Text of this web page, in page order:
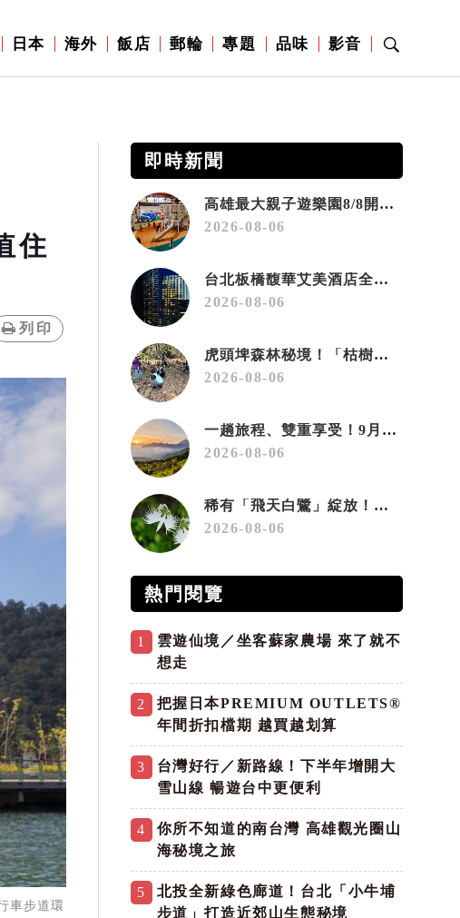
日本 海外 飯店 郵輪 專題 品味 影音
住
列印
車步道環
即時新聞
高雄最大親子遊樂園8/8開幕！30項設施免費玩、YOYO家族嗨翻暑假
2026-08-06
台北板橋馥華艾美酒店全新開幕 感官藝術策展打造旅居新風格
2026-08-06
虎頭埤森林秘境！「枯樹籬步道」生態復育有成 走進大自然生命教室
2026-08-06
一趟旅程、雙重享受！9月住宿合歡山 順遊奧萬大10元優惠入園
2026-08-06
稀有「飛天白鷺」綻放！神戶六甲高山植物園「鷺草」珍貴現身
2026-08-06
熱門閱覽
1
雲遊仙境／坐客蘇家農場 來了就不
想走
2
把握日本PREMIUM OUTLETS®
年間折扣檔期 越買越划算
3
台灣好行／新路線！下半年增開大
雪山線 暢遊台中更便利
4
你所不知道的南台灣 高雄觀光圈山
海秘境之旅
5
北投全新綠色廊道！台北「小牛埔
步道」打造近郊山生態秘境